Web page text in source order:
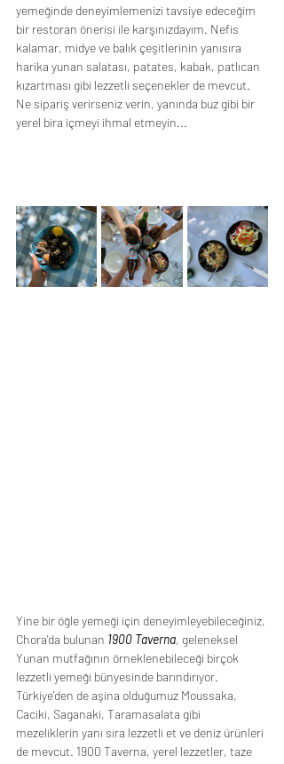
yemeğinde deneyimlemenizi tavsiye edeceğim
bir restoran önerisi ile karşınızdayım. Nefis
kalamar, midye ve balık çeşitlerinin yanısıra
harika yunan salatası, patates, kabak, patlıcan
kızartması gibi lezzetli seçenekler de mevcut.
Ne sipariş verirseniz verin, yanında buz gibi bir
yerel bira içmeyi ihmal etmeyin...
Yine bir öğle yemeği için deneyimleyebileceğiniz,
Chora'da bulunan 1900 Taverna, geleneksel
Yunan mutfağının örneklenebileceği birçok
lezzetli yemeği bünyesinde barındırıyor.
Türkiye'den de aşina olduğumuz Moussaka,
Caciki, Saganaki, Taramasalata gibi
mezeliklerin yanı sıra lezzetli et ve deniz ürünleri
de mevcut. 1900 Taverna, yerel lezzetler, taze